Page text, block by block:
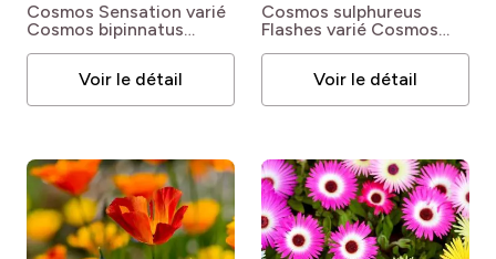
Cosmos Sensation varié
Cosmos bipinnatus
Voir le détail
Cosmos sulphureus
Flashes varié Cosmos
Voir le détail